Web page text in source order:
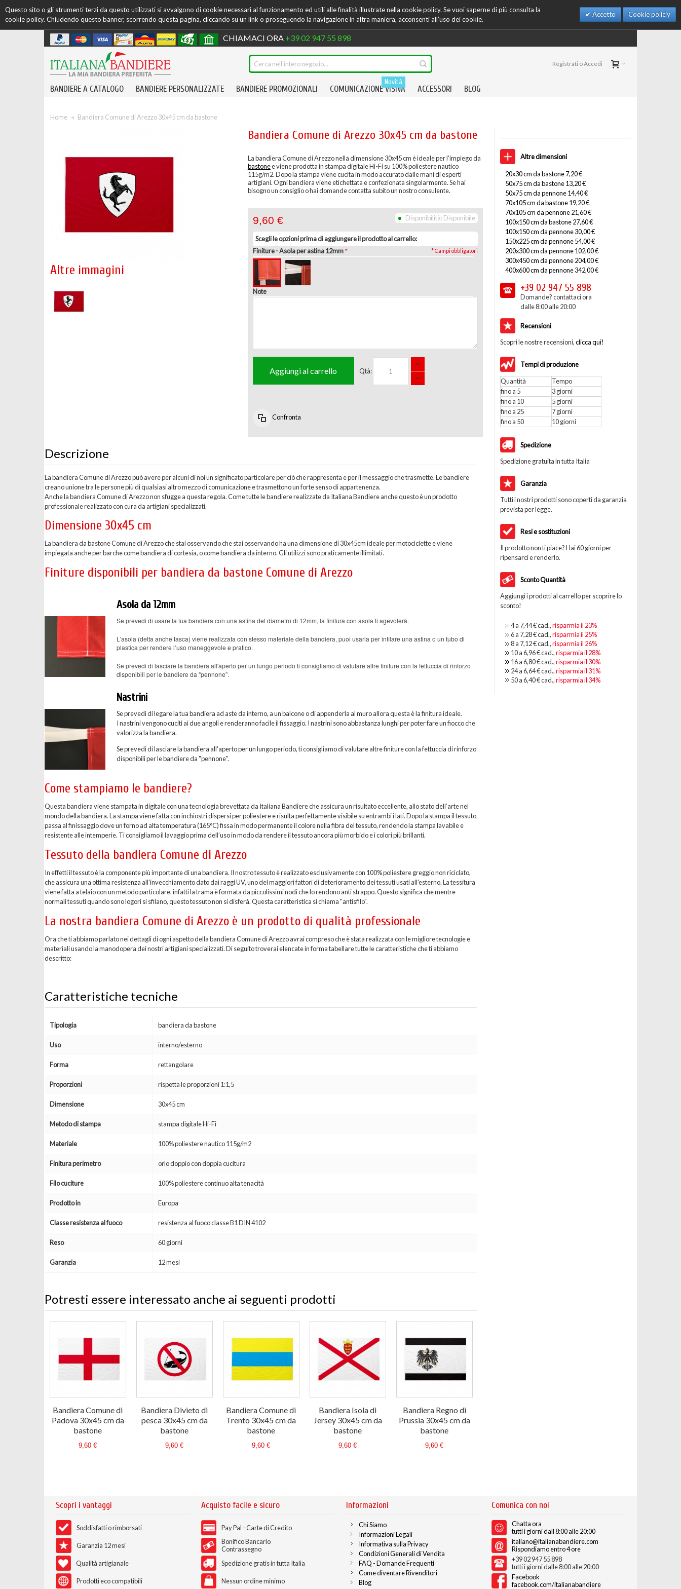
Questo sito o gli strumenti terzi da questo utilizzati si avvalgono di cookie necessari al funzionamento ed utili alle finalità illustrate nella cookie policy. Se vuoi saperne di più consulta la
cookie policy. Chiudendo questo banner, scorrendo questa pagina, cliccando su un link o proseguendo la navigazione in altra maniera, acconsenti all’uso dei cookie.
Accetto Cookie policiy
CHIAMACI ORA +39 02 947 55 898
Registrati o Accedi
BANDIERE A CATALOGO BANDIERE PERSONALIZZATE BANDIERE PROMOZIONALI COMUNICAZIONE VISIVA
Novità
ACCESSORI BLOG
Home Bandiera Comune di Arezzo 30x45 cm da bastone
Altre immagini
Bandiera Comune di Arezzo 30x45 cm da bastone
La bandiera Comune di Arezzo nella dimensione 30x45 cm è ideale per l'impiego da
bastonee viene prodotta in stampa digitale Hi-Fi su 100% poliestere nautico
115g/m2. Dopo la stampa viene cucita in modo accurato dalle mani di esperti
artigiani. Ogni bandiera viene etichettata e confezionata singolarmente. Se hai
bisogno un consiglio o hai domande contatta subito un nostro consulente.
Disponibilità: Disponibile
9,60 €
Scegli le opzioni prima di aggiungere il prodotto al carrello:
Finiture- Asola per astina 12mm
Note
* Campi obbligatori
Qtà:
Aggiungi al carrello
Confronta
Altre dimensioni
20x30 cm da bastone 7,20 €
50x75 cm da bastone 13,20 €
50x75 cm da pennone 14,40 €
70x105 cm da bastone 19,20 €
70x105 cm da pennone 21,60 €
100x150 cm da bastone 27,60 €
100x150 cm da pennone 30,00 €
150x225 cm da pennone 54,00 €
200x300 cm da pennone 102,00 €
300x450 cm da pennone 204,00 €
400x600 cm da pennone 342,00 €
+39 02 947 55 898
Domande? contattaci ora
dalle 8:00 alle 20:00
Recensioni
Scopri le nostre recensioni,clicca qui!
Tempi di produzione
Quantità
Tempo
fino a 5
3 giorni
fino a 10
5 giorni
fino a 25
7 giorni
fino a 50
10 giorni
Spedizione
Spedizione gratuita in tutta Italia
Garanzia
Tutti i nostri prodotti sono coperti da garanzia
prevista per legge.
Resi e sostituzioni
Il prodotto non ti piace? Hai 60 giorni per
ripensarci e renderlo.
Sconto Quantità
Aggiungi i prodotti al carrello per scoprire lo
sconto!
4 a 7,44 €cad.,risparmia il 23%
6 a 7,28 €cad.,risparmia il 25%
8 a 7,12 €cad.,risparmia il 26%
10 a6,96 €cad.,risparmia il 28%
16 a6,80 €cad.,risparmia il 30%
24 a6,64 €cad.,risparmia il 31%
50 a6,40 €cad.,risparmia il 34%
Descrizione
La bandiera Comune di Arezzo può avere per alcuni di noi un significato particolare per ciò che rappresenta e per il messaggio che trasmette. Le bandiere
creano unione tra le persone più di qualsiasi altro mezzo di comunicazione e trasmettono un forte senso di appartenenza.
Anche la bandiera Comune di Arezzo non sfugge a questa regola. Come tutte le bandiere realizzate da Italiana Bandiere anche questo è un prodotto
professionale realizzato con cura da artigiani specializzati.
Dimensione 30x45 cm
La bandiera da bastone Comune di Arezzo che stai osservando che stai osservando ha una dimensione di 30x45cm ideale per motociclette e viene
impiegata anche per barche come bandiera di cortesia, o come bandiera da interno. Gli utilizzi sono praticamente illimitati.
Finiture disponibili per bandiera da bastone Comune di Arezzo
Asola da 12mm
Se prevedi di usare la tua bandiera con una astina del diametro di 12mm, la finitura con asola ti agevolerà.
L'asola (detta anche tasca) viene realizzata con stesso materiale della bandiera, puoi usarla per infilare una astina o un tubo di
plastica per rendere l’uso maneggevole e pratico.
Se prevedi di lasciare la bandiera all'aperto per un lungo periodo ti consigliamo di valutare altre finiture con la fettuccia di rinforzo
disponibili per le bandiere da "pennone”.
Nastrini
Se prevedi di legare la tua bandiera ad aste da interno, a un balcone o di appenderla al muro allora questa è la finitura ideale.
I nastrini vengono cuciti ai due angoli e renderanno facile il fissaggio. I nastrini sono abbastanza lunghi per poter fare un fiocco che
valorizza la bandiera.
Se prevedi di lasciare la bandiera all'aperto per un lungo periodo, ti consigliamo di valutare altre finiture con la fettuccia di rinforzo
disponibili per le bandiere da "pennone".
Come stampiamo le bandiere?
Questa bandiera viene stampata in digitale con una tecnologia brevettata da Italiana Bandiere che assicura un risultato eccellente, allo stato dell’arte nel
mondo della bandiera. La stampa viene fatta con inchiostri dispersi per poliestere e risulta perfettamente visibile su entrambi i lati. Dopo la stampa il tessuto
passa al finissaggio dove un forno ad alta temperatura (165°C) fissa in modo permanente il colore nella fibra del tessuto, rendendo la stampa lavabile e
resistente alle intemperie. Ti consigliamo il lavaggio prima dell’uso in modo da rendere il tessuto ancora più morbido e i colori più brillanti.
Tessuto della bandiera Comune di Arezzo
In effetti il tessuto è la componente più importante di una bandiera. Il nostro tessuto è realizzato esclusivamente con 100% poliestere greggio non riciclato,
che assicura una ottima resistenza all'invecchiamento dato dai raggi UV, uno del maggiori fattori di deterioramento dei tessuti usati all'esterno. La tessitura
viene fatta a telaio con un metodo particolare, infatti la trama è formata da piccolissimi nodi che lo rendono anti strappo. Questo significa che mentre
normali tessuti quando sono logori si sfilano, questo tessuto non si disferà. Questa caratteristica si chiama "antisfilo".
La nostra bandiera Comune di Arezzo è un prodotto di qualità professionale
Ora che ti abbiamo parlato nei dettagli di ogni aspetto della bandiera Comune di Arezzo avrai compreso che è stata realizzata con le migliore tecnologie e
materiali usando la manodopera dei nostri artigiani specializzati. Di seguito troverai elencate in forma tabellare tutte le caratteristiche che ti abbiamo
descritto:
Caratteristiche tecniche
Tipologia bandiera da bastone
Uso interno/esterno
Forma rettangolare
Proporzioni rispetta le proporzioni 1:1,5
Dimensione 30x45 cm
Metodo di stampa stampa digitale Hi-Fi
Materiale 100% poliestere nautico 115g/m2
Finitura perimetro orlo doppio con doppia cucitura
Filo cuciture 100% poliestere continuo alta tenacità
Prodotto in Europa
Classe resistenza al fuoco resistenza al fuoco classe B1 DIN 4102
Reso 60 giorni
Garanzia 12 mesi
Potresti essere interessato anche ai seguenti prodotti
Bandiera Comune di
Padova 30x45 cm da
bastone
9,60 €
Bandiera Divieto di
pesca 30x45 cm da
bastone
9,60 €
Bandiera Comune di
Trento 30x45 cm da
bastone
9,60 €
Bandiera Isola di
Jersey 30x45 cm da
bastone
9,60 €
Bandiera Regno di
Prussia 30x45 cm da
bastone
9,60 €
Scopri i vantaggi
Soddisfatti o rimborsati
Garanzia 12 mesi
Qualità artigianale
Prodotti eco compatibili
Acquisto facile e sicuro
Pay Pal - Carte di Credito
Bonifico Bancario
Contrassegno
Spedizione gratis in tutta Italia
Nessun ordine minimo
Informazioni
Chi Siamo
Informazioni Legali
Informativa sulla Privacy
Condizioni Generali di Vendita
FAQ - Domande Frequenti
Come diventare Rivenditori
Blog
Comunica con noi
Chatta ora
tutti i giorni dall 8:00 alle 20:00
italiano@italianabandiere.com
Rispondiamo entro 4 ore
+39 02 947 55 898
tutti i giorni dalle 8:00 alle 20:00
Facebook
facebook.com/italianabandiere